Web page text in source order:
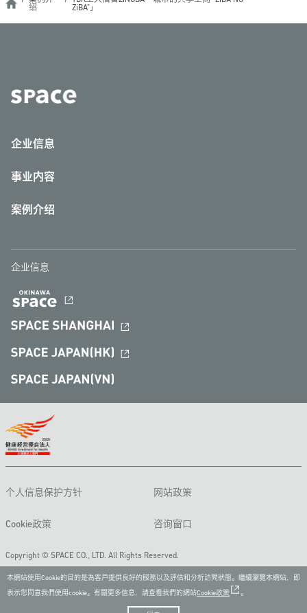
绍
ZiBA"」
企业信息
事业内容
案例介绍
企业信息
个人信息保护方针 网站政策
Cookie政策 咨询窗口
Copyright © SPACE CO., LTD. All Rights Reserved.
本網站使用Cookie的目的是為客戶提供良好的服務以及評估和分析訪問狀態。繼續瀏覽本網站，即
表示您同意我們使用cookie。有關更多信息，請查看我們的網站Cookie政策 。